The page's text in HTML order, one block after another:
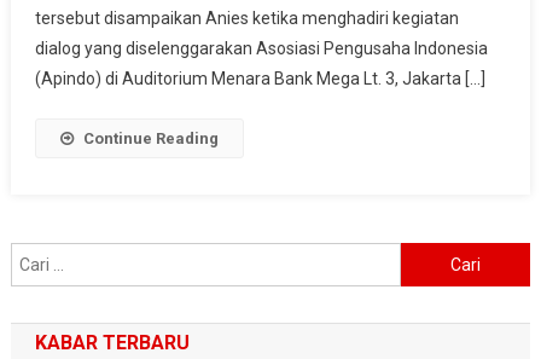
Janji
Dorong
UMKM
tersebut disampaikan Anies ketika menghadiri kegiatan
dialog yang diselenggarakan Asosiasi Pengusaha Indonesia
(Apindo) di Auditorium Menara Bank Mega Lt. 3, Jakarta […]
Continue Reading
untuk:
KABAR TERBARU